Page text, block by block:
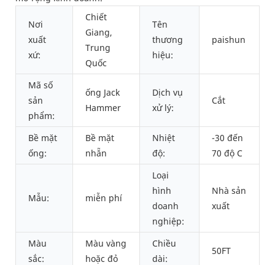
Nơi
xuất
xứ:
Chiết
Giang,
Trung
Quốc
Tên
thương
hiệu:
paishun
Mã số
sản
phẩm:
ống Jack
Hammer
Dịch vụ
xử lý:
Cắt
Bề mặt
ống:
Bề mặt
nhẵn
Nhiệt
độ:
-30 đến
70 độ C
Mẫu: miễn phí
Loại
hình
doanh
nghiệp:
Nhà sản
xuất
Màu
sắc:
Màu vàng
hoặc đỏ
Chiều
dài:
50FT